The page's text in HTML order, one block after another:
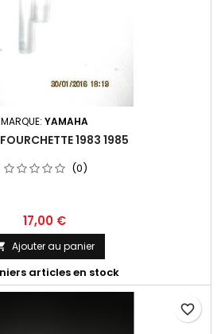
MARQUE: YAMAHA
1983 1985
(0)
17,00 €
Ajouter au panier
articles en stock
favorite_border